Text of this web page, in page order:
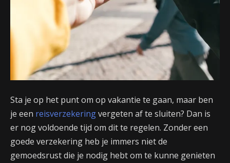
Sta je op het punt om op vakantie te gaan, maar ben
je een reisverzekeringvergeten af te sluiten? Dan is
er nog voldoende tijd om dit te regelen. Zonder een
goede verzekering heb je immers niet de
gemoedsrust die je nodig hebt om te kunne genieten